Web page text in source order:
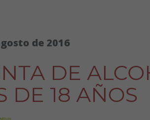
de 2016
DE
DE 18 AÑOS